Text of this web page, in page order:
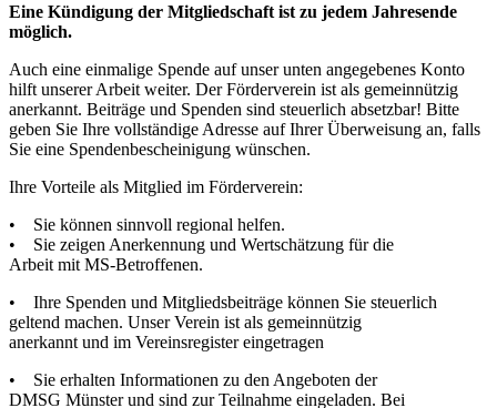
Eine Kündigung der Mitgliedschaft ist zu jedem Jahresende
möglich.
Auch eine einmalige Spende auf unser unten angegebenes Konto
hilft unserer Arbeit weiter. Der Förderverein ist als gemeinnützig
anerkannt. Beiträge und Spenden sind steuerlich absetzbar! Bitte
geben Sie Ihre vollständige Adresse auf Ihrer Überweisung an, falls
Sie eine Spendenbescheinigung wünschen.
Ihre Vorteile als Mitglied im Förderverein:
• Sie können sinnvoll regional helfen.
• Sie zeigen Anerkennung und Wertschätzung für die
Arbeit mit MS-Betroffenen.
• Ihre Spenden und Mitgliedsbeiträge können Sie steuerlich
geltend machen. Unser Verein ist als gemeinnützig
anerkannt und im Vereinsregister eingetragen
• Sie erhalten Informationen zu den Angeboten der
DMSG Münster und sind zur Teilnahme eingeladen. Bei